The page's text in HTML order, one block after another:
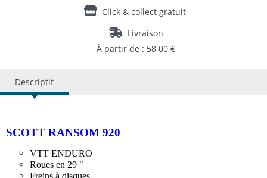
Click & collect gratuit
Livraison
À partir de : 58,00 €
Descriptif
SCOTT RANSOM 920
VTT ENDURO
Roues en 29 "
Freins à disques